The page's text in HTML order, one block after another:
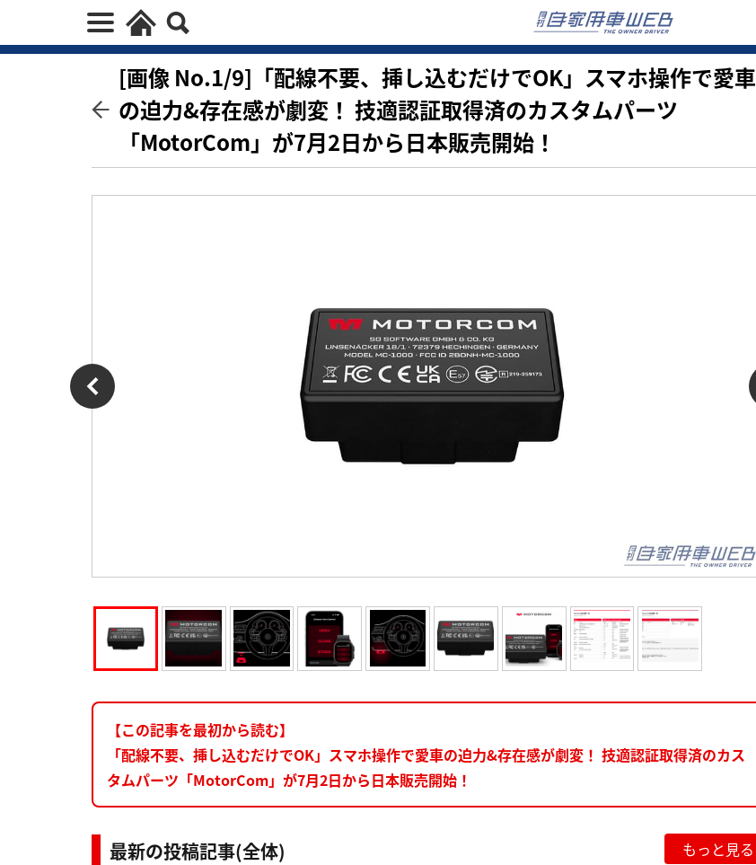
[画像 No.1/9]「配線不要、挿し込むだけでOK」スマホ操作で愛車
の迫力&存在感が劇変！ 技適認証取得済のカスタムパーツ
「MotorCom」が7月2日から日本販売開始！
【この記事を最初から読む】
「配線不要、挿し込むだけでOK」スマホ操作で愛車の迫力&存在感が劇変！ 技適認証取得済のカス
タムパーツ「MotorCom」が7月2日から日本販売開始！
最新の投稿記事(全体) もっと見る